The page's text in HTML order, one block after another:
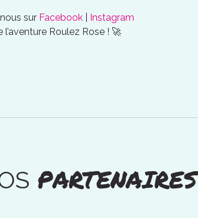
sur Facebook
Instagram
l’aventure Roulez Rose ! 🚀
PARTENAIRES